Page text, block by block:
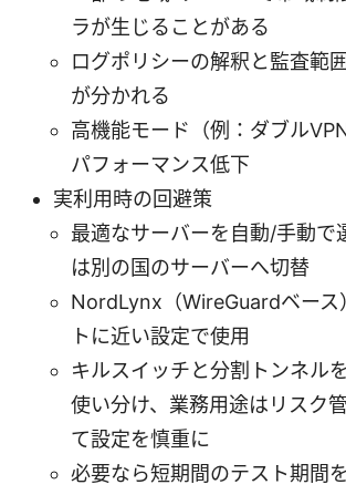
ラが生じることがある
ログポリシーの解釈と監査範
が分かれる
高機能モード（例：ダブル
パフォーマンス低下
実利用時の回避策
最適なサーバーを自動/手動で
は別の国のサーバーへ切替
NordLynx（WireGuardベース
トに近い設定で使用
キルスイッチと分割トンネル
使い分け、業務用途はリスク
て設定を慎重に
必要なら短期間のテスト期間